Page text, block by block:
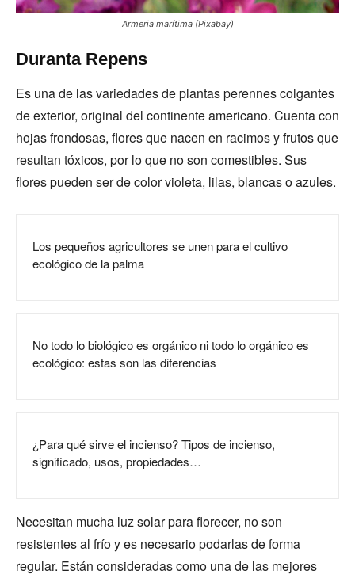
Armeria marítima (Pixabay)
Duranta Repens
Es una de las variedades de plantas perennes colgantes
de exterior, original del continente americano. Cuenta con
hojas frondosas, flores que nacen en racimos y frutos que
resultan tóxicos, por lo que no son comestibles. Sus
flores pueden ser de color violeta, lilas, blancas o azules.
Los pequeños agricultores se unen para el cultivo
ecológico de la palma
No todo lo biológico es orgánico ni todo lo orgánico es
ecológico: estas son las diferencias
¿Para qué sirve el incienso? Tipos de incienso,
significado, usos, propiedades…
Necesitan mucha luz solar para florecer, no son
resistentes al frío y es necesario podarlas de forma
regular. Están consideradas como una de las mejores